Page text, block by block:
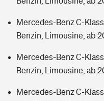
Mercedes-Benz C-
Benzin, Limousine, ab
Mercedes-Benz C-
Benzin, Limousine, ab
Mercedes-Benz C-